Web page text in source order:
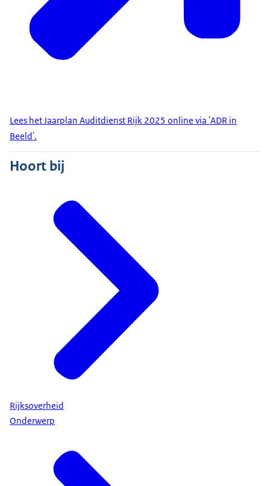
Lees het Jaarplan Auditdienst Rijk 2025 online via 'ADR in
Beeld'.
Hoort bij
Rijksoverheid
Onderwerp